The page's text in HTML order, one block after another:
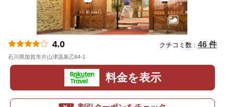
4.0 クチコミ数 : 46 件
石川県加賀市片山津温泉乙64-1
料金を表示